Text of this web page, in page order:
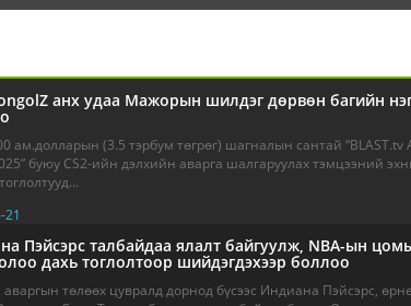
анх удаа Мажорын шилдэг дөрвөн багийн
ам.долларын (3.5 тэрбум төгрөг) шагналын сантай “BLAST.tv
буюу CS2-ийн дэлхийн аварга шалгаруулах тэмцээний
21
Пэйсэрс талбайдаа ялалт байгуулж, NBA-ын
дахь тоглолтоор шийдэгдэхээр боллоо
төлөөх цувралд дорнод бүсээс Индиана Пэйсэрс,